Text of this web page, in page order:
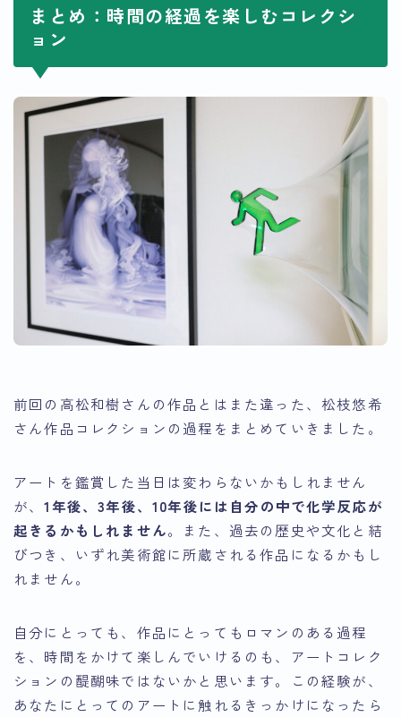
まとめ：時間の経過を楽しむコレクシ
ョン
前回の高松和樹さんの作品とはまた違った、松枝悠希
さん作品コレクションの過程をまとめていきました。
アートを鑑賞した当日は変わらないかもしれません
が、1年後、3年後、10年後には自分の中で化学反応が
起きるかもしれません。また、過去の歴史や文化と結
びつき、いずれ美術館に所蔵される作品になるかもし
れません。
自分にとっても、作品にとってもロマンのある過程
を、時間をかけて楽しんでいけるのも、アートコレク
ションの醍醐味ではないかと思います。この経験が、
あなたにとってのアートに触れるきっかけになったら